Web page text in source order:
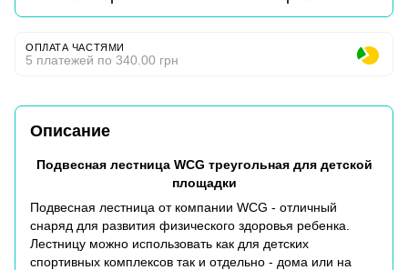
ОПЛАТА ЧАСТЯМИ
5 платежей по 340.00 грн
Описание
Подвесная лестница WCG треугольная для детской
площадки
Подвесная лестница от компании WCG - отличный
снаряд для развития физического здоровья ребенка.
Лестницу можно использовать как для детских
спортивных комплексов так и отдельно - дома или на